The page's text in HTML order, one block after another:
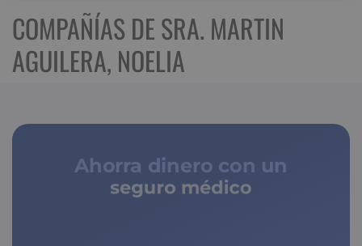
COMPAÑÍAS DE SRA. MARTIN
AGUILERA, NOELIA
Ahorra dinero con un
seguro médico